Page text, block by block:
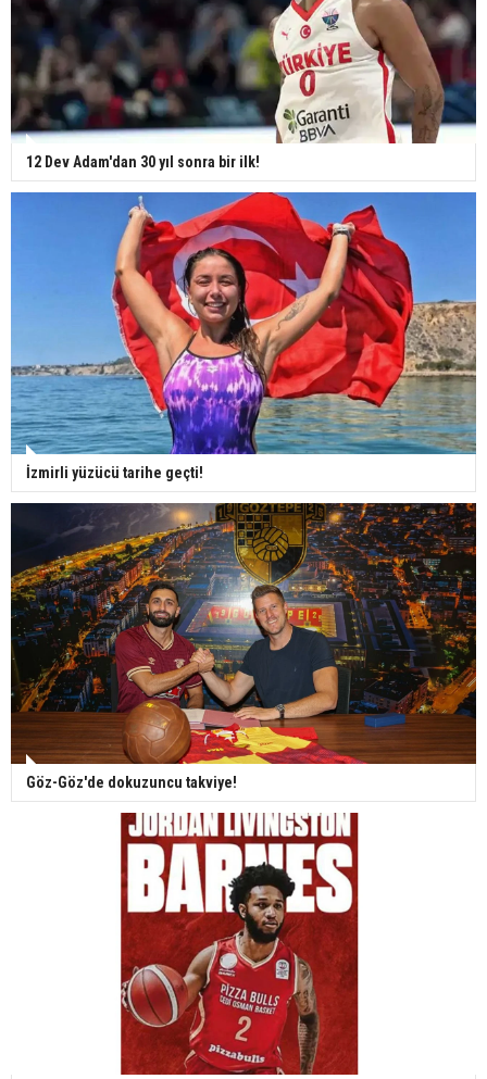
12 Dev Adam'dan 30 yıl sonra bir ilk!
İzmirli yüzücü tarihe geçti!
Göz-Göz'de dokuzuncu takviye!